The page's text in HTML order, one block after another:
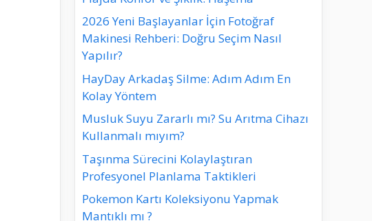
2026 Yeni Başlayanlar İçin Fotoğraf
Makinesi Rehberi: Doğru Seçim Nasıl
Yapılır?
HayDay Arkadaş Silme: Adım Adım En
Kolay Yöntem
Musluk Suyu Zararlı mı? Su Arıtma Cihazı
Kullanmalı mıyım?
Taşınma Sürecini Kolaylaştıran
Profesyonel Planlama Taktikleri
Pokemon Kartı Koleksiyonu Yapmak
Mantıklı mı ?